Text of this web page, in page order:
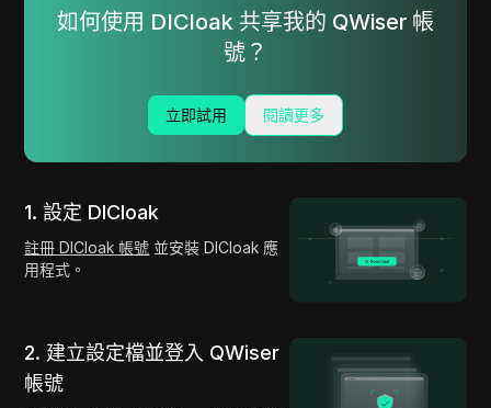
如何使用 DICloak 共享我的 QWiser 帳
號？
立即試用 閱讀更多
1. 設定 DICloak
註冊 DICloak 帳號 並安裝 DICloak 應
用程式。
2. 建立設定檔並登入 QWiser
帳號